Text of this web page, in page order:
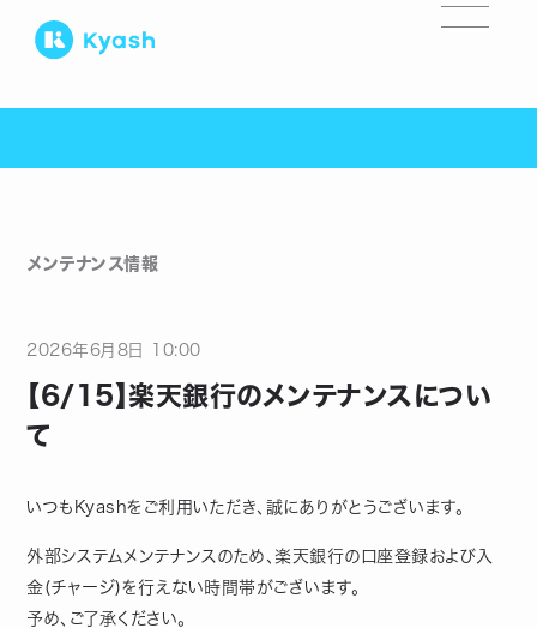
メンテナンス情報
2026年 6月 8日 10:00
【6/15】楽天銀行のメンテナンスについ
て
いつもKyashをご利用いただき、誠にありがとうございます。
外部システムメンテナンスのため、楽天銀行の口座登録および入
金(チャージ)を行えない時間帯がございます。
予め、ご了承ください。